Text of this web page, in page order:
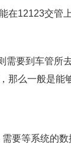
在12123交管
要到车管所
那么一般是能
要等系统的数